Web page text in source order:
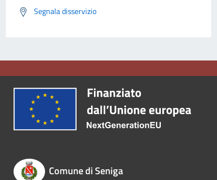
Segnala disservizio
Comune di Seniga